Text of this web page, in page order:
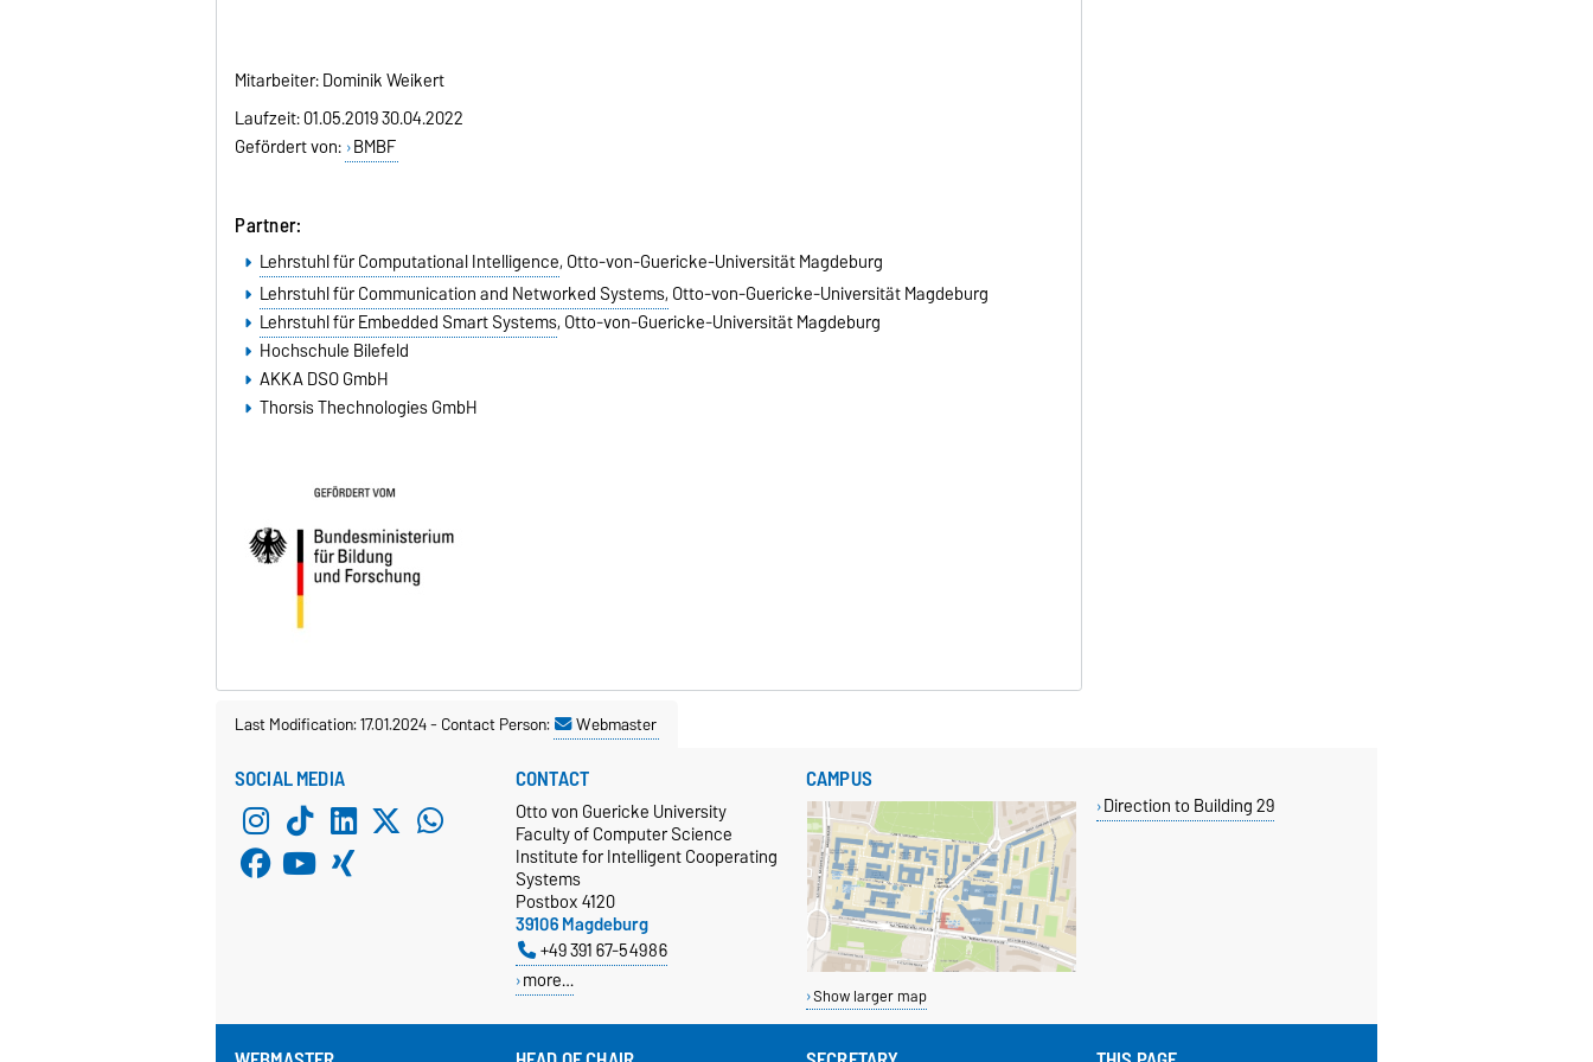
Mitarbeiter: Dominik Weikert
Laufzeit: 01.05.2019 30.04.2022
Gefördert von: BMBF
Partner:
Lehrstuhl für Computational Intelligence, Otto-von-Guericke-Universität Magdeburg
Lehrstuhl für Communication and Networked Systems, Otto-von-Guericke-Universität Magdeburg
Lehrstuhl für Embedded Smart Systems, Otto-von-Guericke-Universität Magdeburg
Hochschule Bilefeld
AKKA DSO GmbH
Thorsis Thechnologies GmbH
Last Modification: 17.01.2024-Contact Person: Webmaster
SOCIAL MEDIA CONTACT
Otto von Guericke University
Faculty of Computer Science
Institute for Intelligent Cooperating
Systems
Postbox 4120
39106 Magdeburg
+49 391 67-54986
more…
CAMPUS
Show larger map
Direction to Building 29